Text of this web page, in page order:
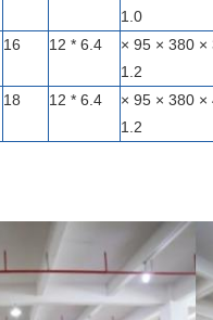
1.0
350 × 380 × 95 ×
1.2
6.4 * 12
16
458 × 380 × 95 ×
1.2
6.4 * 12
18